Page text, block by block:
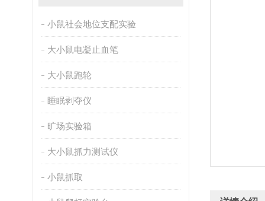
小鼠社会地位支配实验
大小鼠电凝止血笔
大小鼠跑轮
睡眠剥夺仪
旷场实验箱
大小鼠抓力测试仪
小鼠抓取